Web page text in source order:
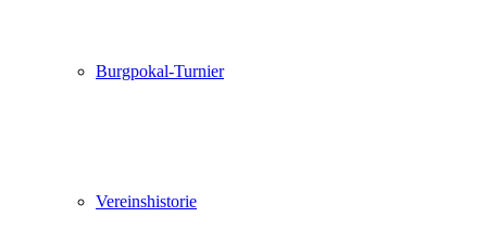
Burgpokal-Turnier
Vereinshistorie